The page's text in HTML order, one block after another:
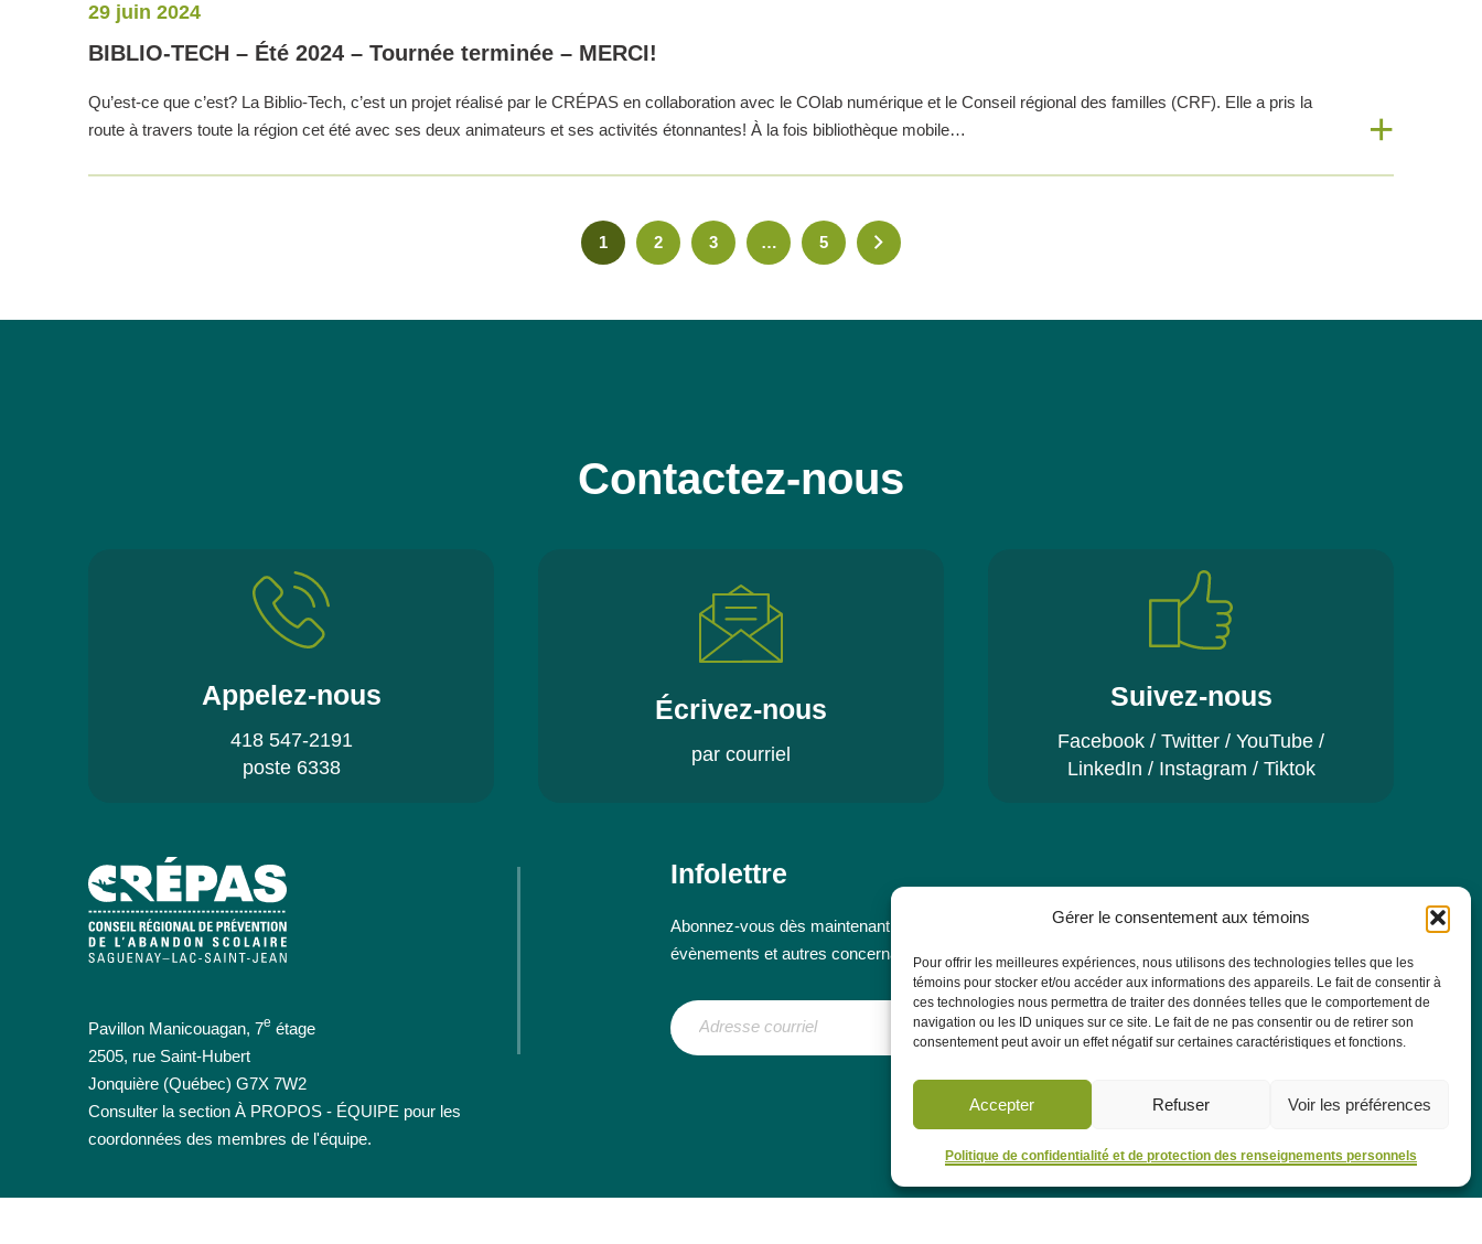
Gérer le consentement aux témoins
Pour offrir les meilleures expériences, nous utilisons des technologies telles que les
témoins pour stocker et/ou accéder aux informations des appareils. Le fait de consentir à
ces technologies nous permettra de traiter des données telles que le comportement de
navigation ou les ID uniques sur ce site. Le fait de ne pas consentir ou de retirer son
consentement peut avoir un effet négatif sur certaines caractéristiques et fonctions.
Accepter Refuser Voir les préférences
Politique de confidentialité et de protection des renseignements personnels
29 juin 2024
BIBLIO-TECH – Été 2024 – Tournée terminée – MERCI!
Qu’est-ce que c’est? La Biblio-Tech, c’est un projet réalisé par le CRÉPAS en collaboration avec le COlab numérique et le Conseil régional des familles (CRF). Elle a pris la
route à travers toute la région cet été avec ses deux animateurs et ses activités étonnantes! À la fois bibliothèque mobile…
1 2 3 … 5
Contactez-nous
Appelez-nous
418 547-2191
poste 6338
Écrivez-nous
par courriel
Suivez-nous
Facebook / Twitter / YouTube /
LinkedIn / Instagram / Tiktok
Pavillon Manicouagan, 7e étage
2505, rue Saint-Hubert
Jonquière (Québec) G7X 7W2
Consulter la section À PROPOS - ÉQUIPE pour les
coordonnées des membres de l'équipe.
Infolettre
Abonnez-vous dès maintenant à notre infolettre pour recevoir toutes les actualités, les
évènements et autres concernant le CRÉPAS.
M'abonner